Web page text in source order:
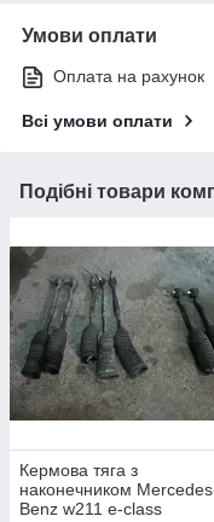
Умови оплати
Оплата на рахунок
Всі умови оплати
Подібні товари
Кермова тяга з
наконечником
Benz w211 e-class